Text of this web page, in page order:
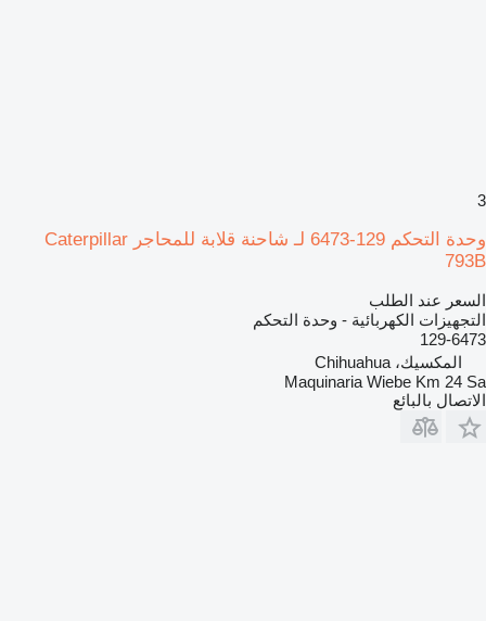
3
وحدة التحكم 129-6473 لـ شاحنة قلابة للمحاجر Caterpillar
793B
السعر عند الطلب
التجهيزات الكهربائية - وحدة التحكم
129-6473
المكسيك، Chihuahua
Maquinaria Wiebe Km 24 Sa
الاتصال بالبائع